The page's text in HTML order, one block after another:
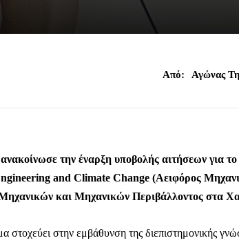
Από: Αγώνας
την έναρξη υποβολής αιτήσεων για
and Climate Change (Αειφόρος
και Μηχανικών Περιβάλλοντος στα
στην εμβάθυνση της διεπιστημονικής